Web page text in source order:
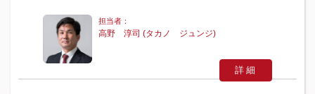
高野 淳司 (タカノ ジュンジ)
詳細